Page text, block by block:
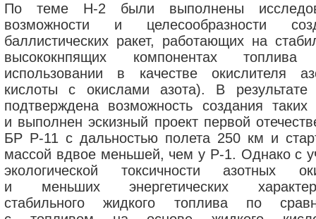
По теме Н-2 были выполнены
возможности и целесообразности
баллистических ракет, работающих на
высококнпящих компонентах топлива
использовании в качестве окислителя
кислоты с окислами азота). В
подтверждена возможность создания таких
и выполнен эскизный проект первой
БР Р-11 с дальностью полета 250 км и
массой вдвое меньшей, чем у Р-1. Однако с
экологической токсичности азотных
и меньших энергетических
стабильного жидкого топлива по